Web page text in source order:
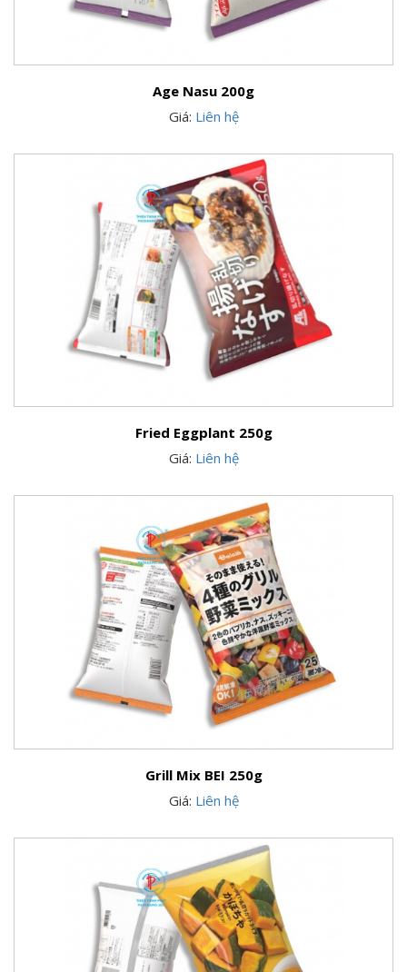
Age Nasu 200g
Giá: Liên hệ
Fried Eggplant 250g
Giá: Liên hệ
Grill Mix BEI 250g
Giá: Liên hệ